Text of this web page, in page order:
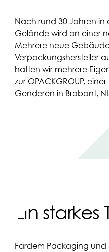
Nach rund 30 Jahren in
Gelände wird an einer
Mehrere neue
Verpackungshersteller
hatten wir mehrere
zur OPACKGROUP,
Genderen in Brabant,
Ein
Fardem Packaging und